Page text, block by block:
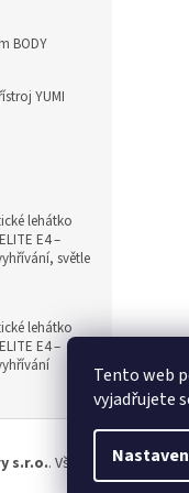
Tento web
vyjadřujete
BODY
YUMI
lehátko
E4 –
světle
lehátko
E4 –
s.r.o.. Všechna práva